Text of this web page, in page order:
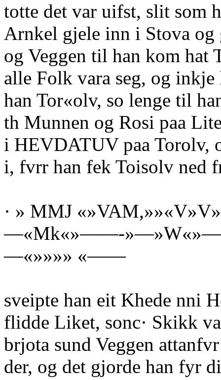
totte det var uifst, slit som
Arnkel gjele inn i Stova
og Veggen til han kom hat
alle Folk vara seg, og
han Tor«olv, so lenge til
th Munnen og Rosi paa
i HEVDATUV paa Torolv,
i, fvrr han fek Toisolv ned
· » MMJ
—«Mk«»——-
—«»»»» «——
sveipte han eit Khede nni
flidde Liket, sonc· Skikk
brjota sund Veggen
der, og det gjorde han fyr